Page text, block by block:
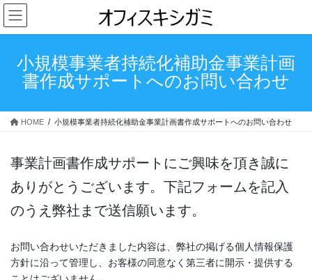
コ
ン
テ
ナ
ビ
ゲ
小規模事業者持続化補助金事業計画
書作成サポートへのお問い合わせ
HOME 小規模事業者持続化補助金事業計画書作成サポートへのお問い合わせ
事業計画書作成サポートにご興味を頂き誠に
ありがとうございます。下記フォームを記入
のうえ弊社まで送信願います。
お問い合わせいただきました内容は、弊社の掲げる個人情報保護
方針に沿って管理し、お客様の同意なく第三者に開示・提供する